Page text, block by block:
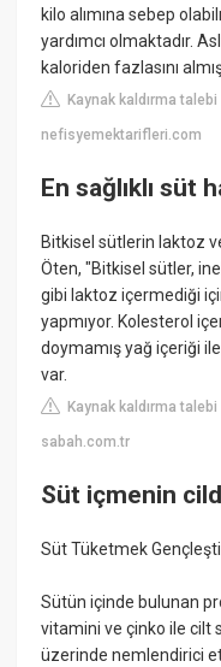
kilo alımına sebep
yardımcı olmaktadır.
kaloriden fazlasını
Kaynak kaldırma talebi
nefisyemektarifleri.com
En sağlıklı süt
Bitkisel sütlerin laktoz
Öten, "Bitkisel sütler,
gibi laktoz içermediği
yapmıyor. Kolesterol
doymamış yağ içeriği
var.
Kaynak kaldırma talebi
sabah.com.tr
Süt içmenin
Süt Tüketmek
Sütün içinde bulunan
vitamini ve çinko ile cilt
üzerinde nemlendirici